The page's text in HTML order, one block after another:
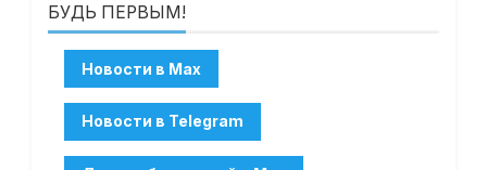
БУДЬ ПЕРВЫМ!